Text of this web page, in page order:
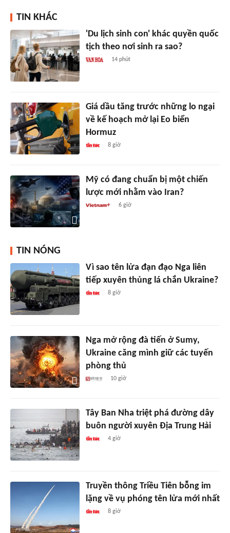
TIN KHÁC
'Du lịch sinh con' khác quyền quốc
tịch theo nơi sinh ra sao?
14 phút
Giá dầu tăng trước những lo ngại
về kế hoạch mở lại Eo biển
Hormuz
8 giờ
Mỹ có đang chuẩn bị một chiến
lược mới nhằm vào Iran?
6 giờ
TIN NÓNG
Vì sao tên lửa đạn đạo Nga liên
tiếp xuyên thủng lá chắn Ukraine?
8 giờ
Nga mở rộng đà tiến ở Sumy,
Ukraine căng mình giữ các tuyến
phòng thủ
10 giờ
Tây Ban Nha triệt phá đường dây
buôn người xuyên Địa Trung Hải
4 giờ
Truyền thông Triều Tiên bỗng im
lặng về vụ phóng tên lửa mới nhất
8 giờ